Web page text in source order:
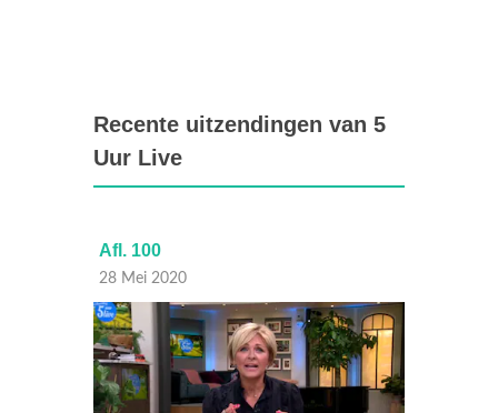
Recente uitzendingen van 5
Uur Live
Afl. 100
28 Mei 2020